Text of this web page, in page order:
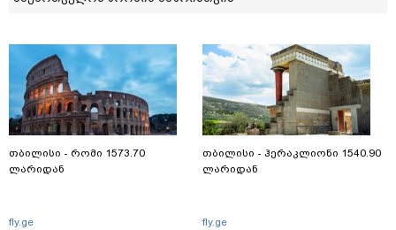
თბილისი - რომი 1573.70
ლარიდან
fly.ge
თბილისი - ჰერაკლიონი 1540.90
ლარიდან
fly.ge